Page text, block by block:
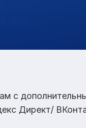
с
Директ/